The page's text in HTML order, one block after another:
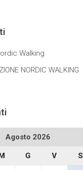
Walking
NORDIC WALKING
Agosto 2026
G V S